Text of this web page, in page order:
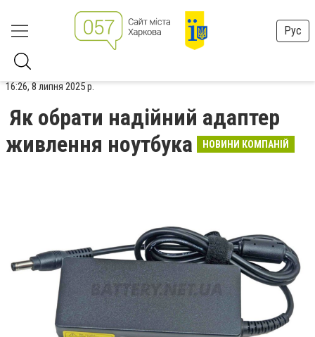
Рус
16:26, 8 липня 2025 р.
Як обрати надійний адаптер
живлення ноутбука
НОВИНИ КОМПАНІЙ